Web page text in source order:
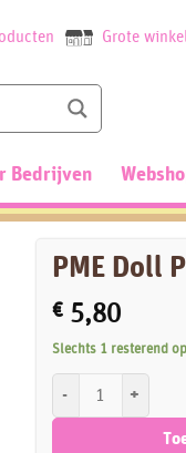
Grote
Bedrijven
PME Doll
€5,80
Slechts 1 resterend